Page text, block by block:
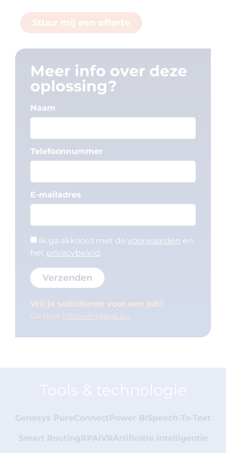
Stuur mij een offerte
Meer info over deze
oplossing?
Naam
Telefoonnummer
E-mailadres
Ik ga akkoord met de voorwaarden en
het privacybeleid.
Verzenden
Wil je solliciteren voor een job?
Ga naar jobs.wengage.eu
Genesys PureConnectPower BISpeech-To-Text
Smart RoutingRPAIVRArtificiële intelligentie